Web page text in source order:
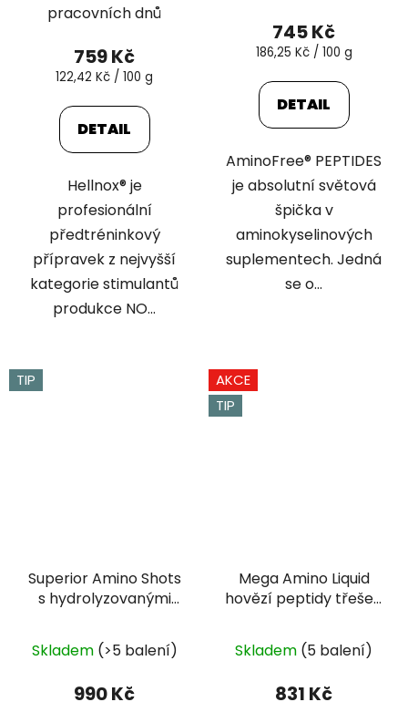
pracovních dnů
759 Kč
Měrná
122,42 Kč / 100 g
DETAIL
Hellnox® je
profesionální
předtréninkový
přípravek z nejvyšší
kategorie stimulantů
produkce NO...
745 Kč
Měrná
186,25 Kč / 100 g
DETAIL
AminoFree® PEPTIDES
je absolutní světová
špička v
aminokyselinových
suplementech. Jedná
se o...
TIP
Superior Amino Shots
s hydrolyzovanými
hodnocení
produktu
Skladem (>5 balení)
990 Kč
AKCE
TIP
Mega Amino Liquid
hovězí peptidy třešeň
Skladem (5 balení)
831 Kč